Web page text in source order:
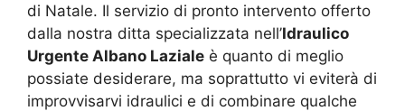
di Natale. Il servizio di pronto intervento offerto
dalla nostra ditta specializzata nell’Idraulico
Urgente Albano Laziale è quanto di meglio
possiate desiderare, ma soprattutto vi eviterà di
improvvisarvi idraulici e di combinare qualche